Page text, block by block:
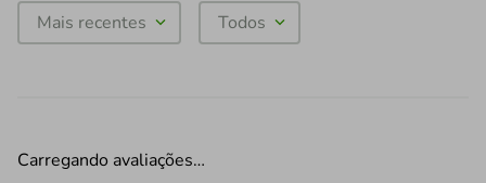
Mais recentes Todos
Carregando avaliações…